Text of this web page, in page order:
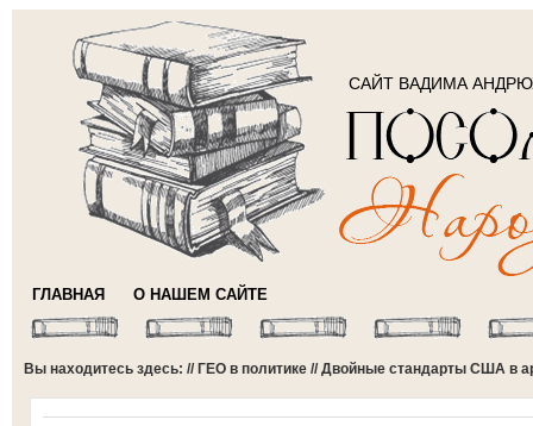
САЙТ ВАДИМА
ГЛАВНАЯ О НАШЕМ САЙТЕ
Вы находитесь здесь: // ГЕО в политике // Двойные стандарты США в